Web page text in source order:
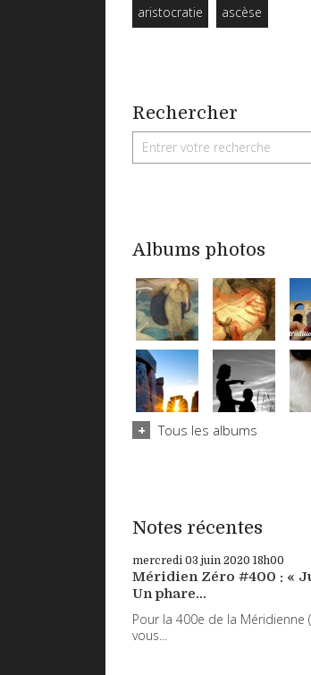
aristocratie ascèse
Rechercher
Albums photos
Tous les albums
Notes récentes
mercredi 03 juin 2020 18h00
Méridien Zéro #400 : «
Un phare...
Pour la 400e de la Méridienne
vous...